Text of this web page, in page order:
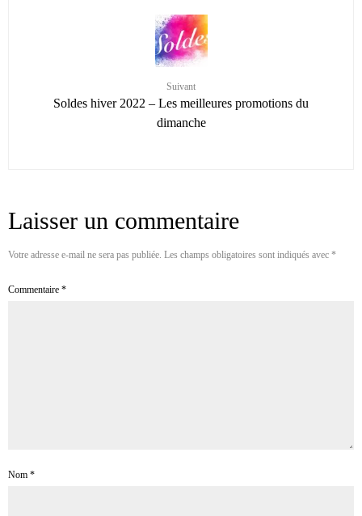
Suivant
Soldes hiver 2022 – Les meilleures promotions du
dimanche
Laisser un commentaire
Votre adresse e-mail ne sera pas publiée. Les champs obligatoires sont indiqués avec *
Commentaire *
Nom *